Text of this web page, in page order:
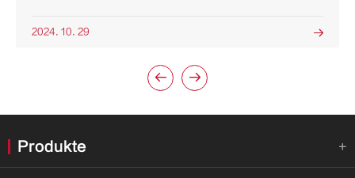
2024. 10. 29 
 
Produkte 